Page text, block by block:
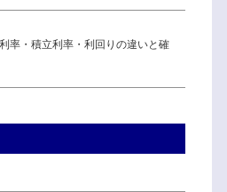
率・積立利率・利回りの違いと確